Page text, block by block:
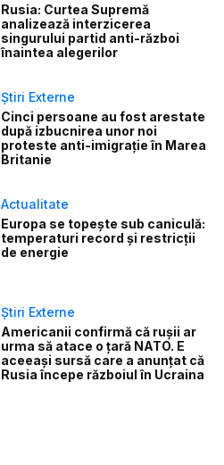
Rusia: Curtea Supremă
analizează interzicerea
singurului partid anti-război
înaintea alegerilor
Știri Externe
Cinci persoane au fost arestate
după izbucnirea unor noi
proteste anti-imigrație în Marea
Britanie
Actualitate
Europa se topește sub caniculă:
temperaturi record și restricții
de energie
Știri Externe
Americanii confirmă că rușii ar
urma să atace o țară NATO. E
aceeași sursă care a anunțat că
Rusia începe războiul în Ucraina